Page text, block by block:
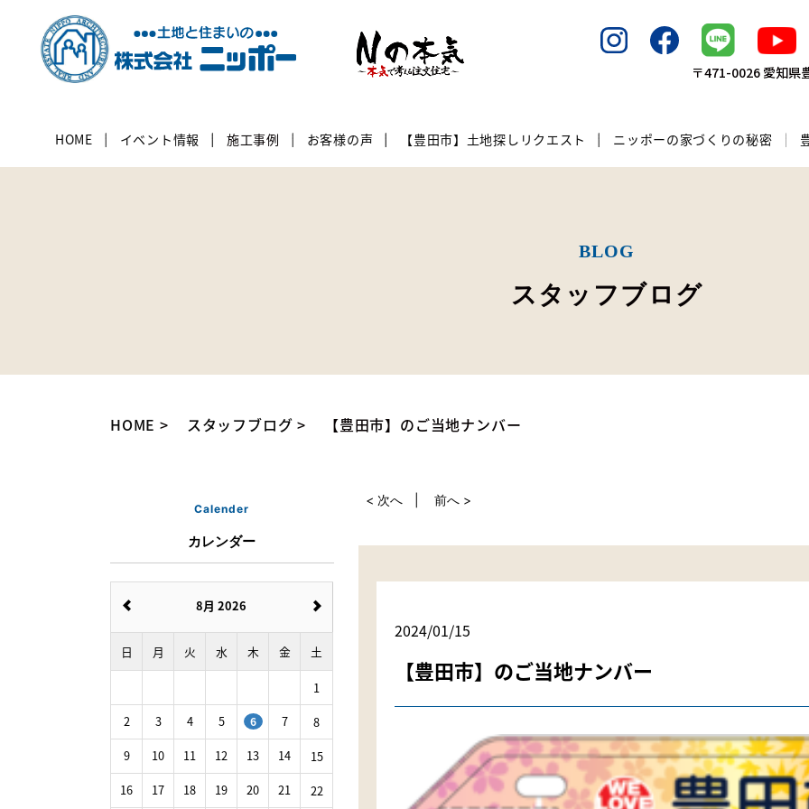
〒471-0026 愛知県
HOME イベント情報 施工事例 お客様の声 【豊田市】土地探しリクエスト ニッポーの家づくりの秘密
BLOG
スタッフブログ
HOME スタッフブログ 【豊田市】のご当地ナンバー
< 次へ 前へ >
2024/01/15
【豊田市】のご当地ナンバー
Calender
カレンダー
8月 2026
日 月 火 水 木 金 土
1
2
3 4 5 6 7
8
9
10 11 12 13 14
15
16
17 18 19 20 21 22